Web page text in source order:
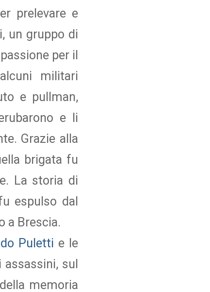
prelevare e
un gruppo di
per il
militari
e pullman,
e li
Grazie alla
brigata fu
La storia di
espulso dal
a Brescia.
Puletti e le
sul
memoria